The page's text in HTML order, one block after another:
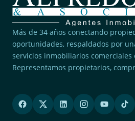
Más de 34 años conectando
oportunidades, respaldados por
servicios inmobiliarios
Representamos propietarios,